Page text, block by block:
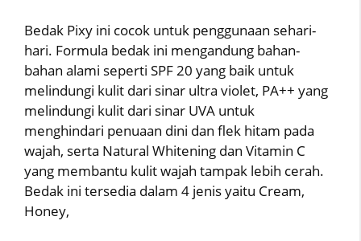
Bedak Pixy ini cocok untuk penggunaan sehari-
hari. Formula bedak ini mengandung bahan-
bahan alami seperti SPF 20 yang baik untuk
melindungi kulit dari sinar ultra violet, PA++ yang
melindungi kulit dari sinar UVA untuk
menghindari penuaan dini dan flek hitam pada
wajah, serta Natural Whitening dan Vitamin C
yang membantu kulit wajah tampak lebih cerah.
Bedak ini tersedia dalam 4 jenis yaitu Cream,
Honey,